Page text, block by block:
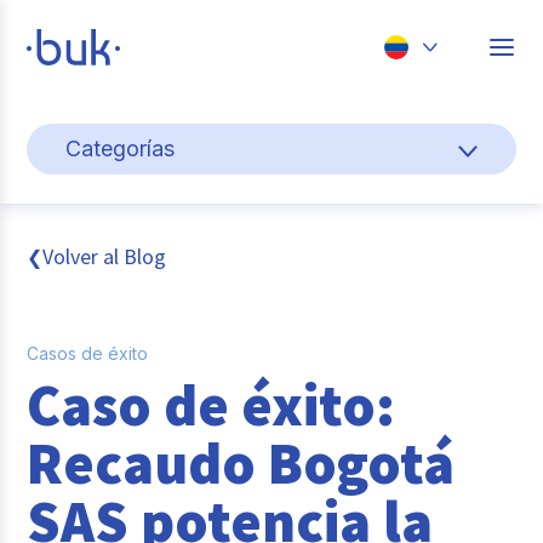
Perú
Categorías
Cultura y bienestar laboral
Gestión de personas
Pago de nómina
Buk
Transformación digital
Tendencias y Data
❮Volver al Blog
Casos de éxito
Caso de éxito:
Recaudo Bogotá
SAS potencia la